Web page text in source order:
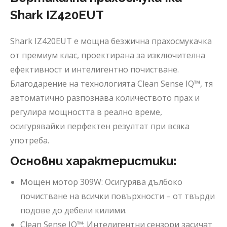
Shark IZ420EUT
Shark IZ420EUT е мощна безжична прахосмукачка
от премиум клас, проектирана за изключителна
ефективност и интелигентно почистване.
Благодарение на технологията Clean Sense IQ™, тя
автоматично разпознава количеството прах и
регулира мощността в реално време,
осигурявайки перфектен резултат при всяка
употреба.
Основни характеристики:
Мощен мотор 309W: Осигурява дълбоко
почистване на всички повърхности – от твърди
подове до дебели килими.
Clean Sense IQ™: Интелигентни сензори засичат